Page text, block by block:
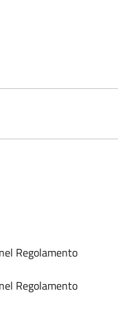
Regolamento
Regolamento